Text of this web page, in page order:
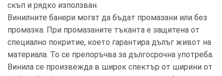
скъп и рядко използван.
Винилните банери могат да бъдат промазани или без
промазка. При промазаните тъканта е защитена от
специално покритие, което гарантира дълъг живот на
материала. То се препоръчва за дългосрочна употреба.
Винила се произвежда в широк спектър от ширини от